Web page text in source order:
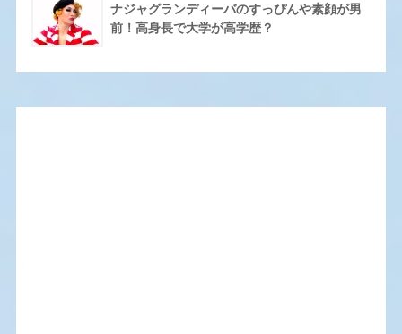
ナジャグランディーバのすっぴんや素顔が男
前！高身長で大学が高学歴？